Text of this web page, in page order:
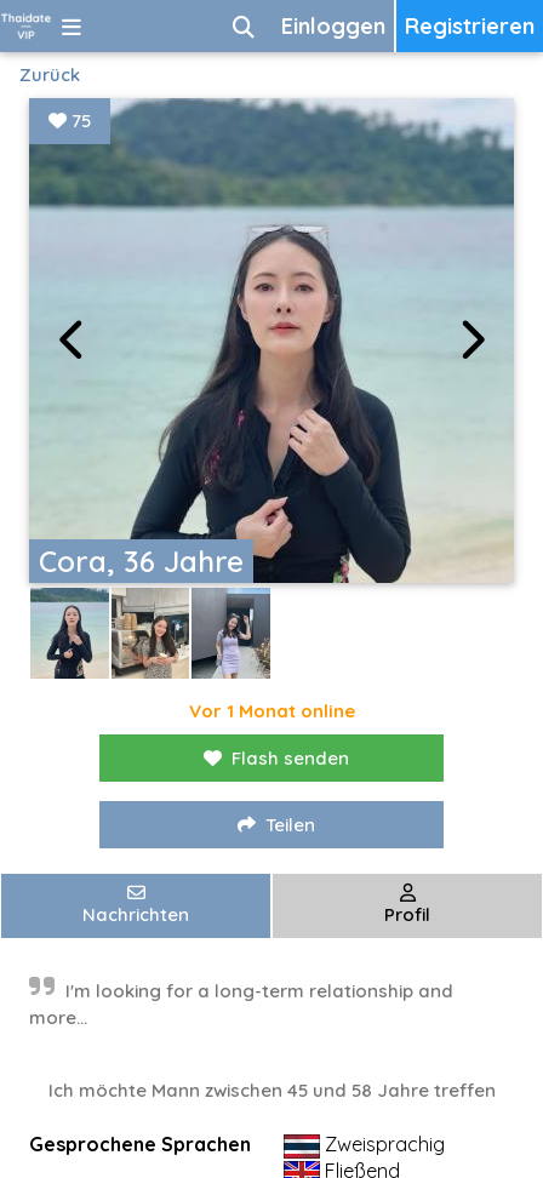
Registrieren
Einloggen
Zurück
Cora, 36 Jahre
75
Vor 1 Monat online
Flash senden
Teilen
Nachrichten Profil
I'm looking for a long-term relationship and
more...
Ich möchte Mann zwischen 45 und 58 Jahre treffen
Gesprochene Sprachen
Zweisprachig
Fließend